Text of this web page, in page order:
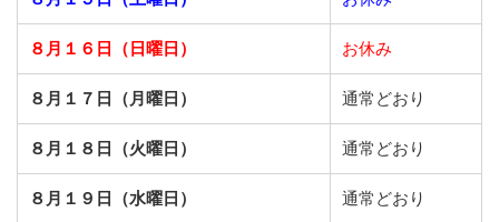
８月１６日（日曜日） お休み
８月１７日（月曜日） 通常どおり
８月１８日（火曜日） 通常どおり
８月１９日（水曜日） 通常どおり